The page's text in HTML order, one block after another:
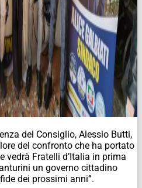
del Consiglio, Alessio Butti,
del confronto che ha portato
vedrà Fratelli d’Italia in prima
un governo cittadino
dei prossimi anni”.